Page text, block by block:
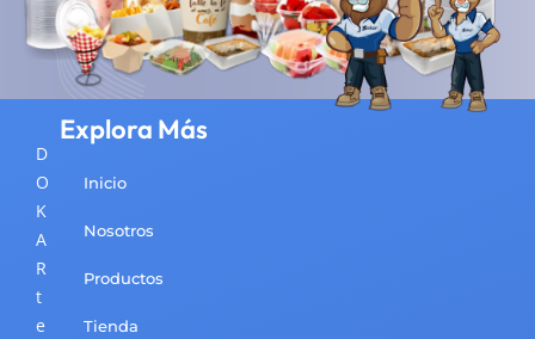
D
O
K
A
R
t
e
Explora Más
Inicio
Nosotros
Productos
Tienda